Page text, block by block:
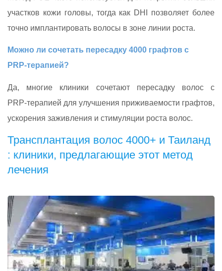
участков кожи головы, тогда как DHI позволяет более
точно имплантировать волосы в зоне линии роста.
Можно ли сочетать пересадку 4000 графтов с
PRP‑терапией?
Да, многие клиники сочетают пересадку волос с
PRP‑терапией для улучшения приживаемости графтов,
ускорения заживления и стимуляции роста волос.
Трансплантация волос 4000+ и Таиланд
: клиники, предлагающие этот метод
лечения